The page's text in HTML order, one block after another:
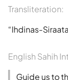
Transliteration:
Ihdinas-
English Sahih
Guide us to